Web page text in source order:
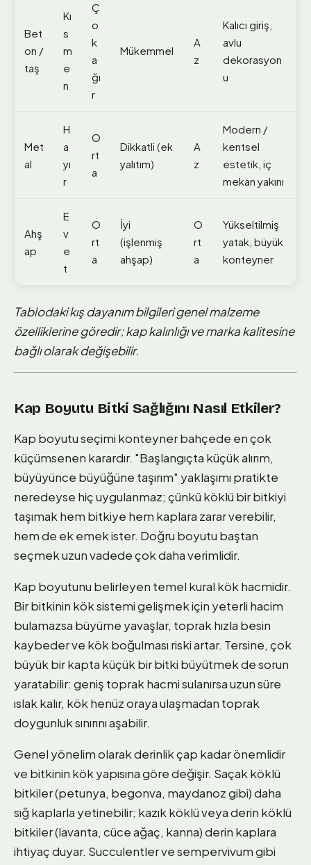
Bet
on /
taş
Kı
s
m
e
n
Ç
o
k
a
ğı
r
Mükemmel
A
z
Kalıcı giriş,
avlu
dekorasyon
u
Met
al
H
a
yı
r
O
rt
a
Dikkatli (ek
yalıtım)
A
z
Modern /
kentsel
estetik, iç
mekan yakını
Ahş
ap
E
v
e
t
O
rt
a
İyi
(işlenmiş
ahşap)
O
rt
a
Yükseltilmiş
yatak, büyük
konteyner
Tablodaki kış dayanım bilgileri genel malzeme
özelliklerine göredir; kap kalınlığı ve marka kalitesine
bağlı olarak değişebilir.
Kap Boyutu Bitki Sağlığını Nasıl Etkiler?
Kap boyutu seçimi konteyner bahçede en çok
küçümsenen karardır. "Başlangıçta küçük alırım,
büyüyünce büyüğüne taşırım" yaklaşımı pratikte
neredeyse hiç uygulanmaz; çünkü köklü bir bitkiyi
taşımak hem bitkiye hem kaplara zarar verebilir,
hem de ek emek ister. Doğru boyutu baştan
seçmek uzun vadede çok daha verimlidir.
Kap boyutunu belirleyen temel kural kök hacmidir.
Bir bitkinin kök sistemi gelişmek için yeterli hacim
bulamazsa büyüme yavaşlar, toprak hızla besin
kaybeder ve kök boğulması riski artar. Tersine, çok
büyük bir kapta küçük bir bitki büyütmek de sorun
yaratabilir: geniş toprak hacmi sulanırsa uzun süre
ıslak kalır, kök henüz oraya ulaşmadan toprak
doygunluk sınırını aşabilir.
Genel yönelim olarak derinlik çap kadar önemlidir
ve bitkinin kök yapısına göre değişir. Saçak köklü
bitkiler (petunya, begonva, maydanoz gibi) daha
sığ kaplarla yetinebilir; kazık köklü veya derin köklü
bitkiler (lavanta, cüce ağaç, kanna) derin kaplara
ihtiyaç duyar. Succulentler ve sempervivum gibi